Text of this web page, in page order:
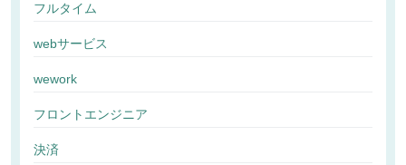
フルタイム
webサービス
wework
フロントエンジニア
決済